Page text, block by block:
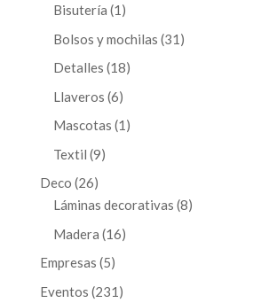
Bisutería 1 1
producto
Bolsos y mochilas 31 31
Detalles 1818
Llaveros 66
productos
Mascotas 1 1
Textil 99
Deco 2626
productos
Láminas decorativas 88
Madera 1616
Empresas 55
productos
Eventos 231 231